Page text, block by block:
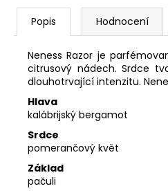
Popis Hodnocení
Neness Razor je
citrusový nádech. Srdce
dlouhotrvající intenzitu.
Hlava
kalábrijský bergamot
Srdce
pomerančový květ
Základ
pačuli